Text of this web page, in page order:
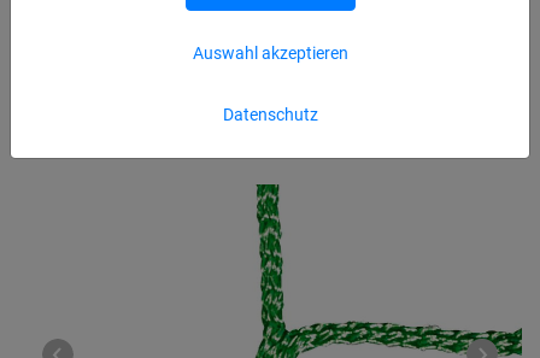
Datenschutz
Auswahl akzeptieren